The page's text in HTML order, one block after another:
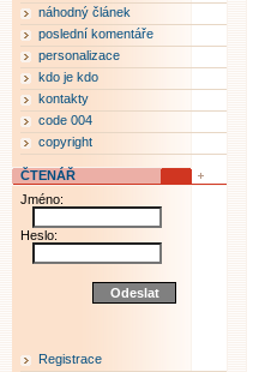
náhodný článek
poslední komentáře
personalizace
kdo je kdo
kontakty
code 004
copyright
ČTENÁŘ
Jméno:
Heslo:
Registrace